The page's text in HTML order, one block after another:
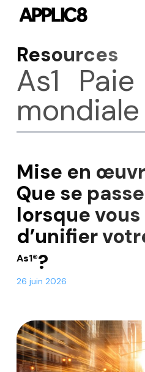
content
Resources
As1 Paie
mondiale
Mise en
Que se
lorsque
d’unifier
As1®?
26 juin 2026